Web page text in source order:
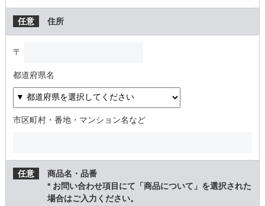
住所
〒
都道府県名
市区町村・番地・マンション名など
商品名・品番
* お問い合わせ項目にて「商品について」を選択された
場合はご入力ください。